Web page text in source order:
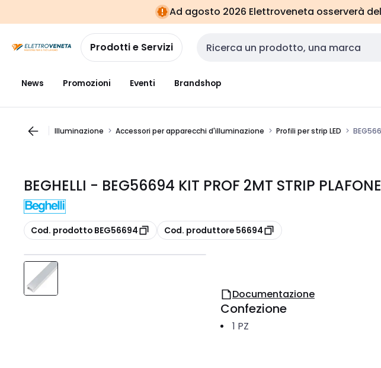
navigazionealla
pagina
Ad agosto 2026 Elettroveneta osserverà
Prodotti e Servizi Cerca input
News Promozioni Eventi Brandshop
Illuminazione Accessori per apparecchi d'illuminazione Profili per strip LED
BEGHELLI - BEG56694 KIT PROF 2MT STRIP PLAFONE
copia
Cod. prodotto BEG56694 copia
Cod. produttore 56694
Documentazione
Confezione
1 PZ